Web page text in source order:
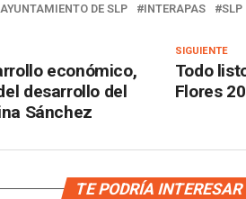
AYUNTAMIENTO DE SLP INTERAPAS SLP
SIGUIENTE
Todo
Flores
económico,
desarrollo del
Sánchez
TE PODRÍA INTERESAR